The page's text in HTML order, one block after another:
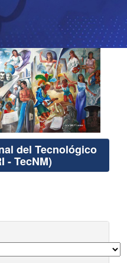
del Tecnológico
- TecNM)